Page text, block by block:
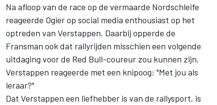
Na afloop van de race op de vermaarde Nordschleife
reageerde Ogier op social media enthousiast op het
optreden van Verstappen. Daarbij opperde de
Fransman ook dat rallyrijden misschien een volgende
uitdaging voor de Red Bull-coureur zou kunnen zijn.
Verstappen reageerde met een knipoog: "Met jou als
leraar?"
Dat Verstappen een liefhebber is van de rallysport, is